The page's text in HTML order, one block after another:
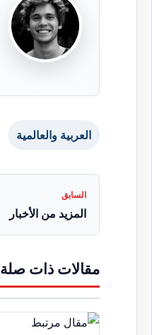
العربية والعالمية
السابق
المزيد من الأخبار
مقالات ذات صلة